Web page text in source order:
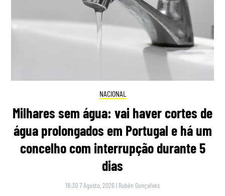
NACIONAL
Milhares sem água: vai haver cortes de
água prolongados em Portugal e há um
concelho com interrupção durante 5
dias
18:30 7 Agosto, 2026 | Rubén Gonçalves